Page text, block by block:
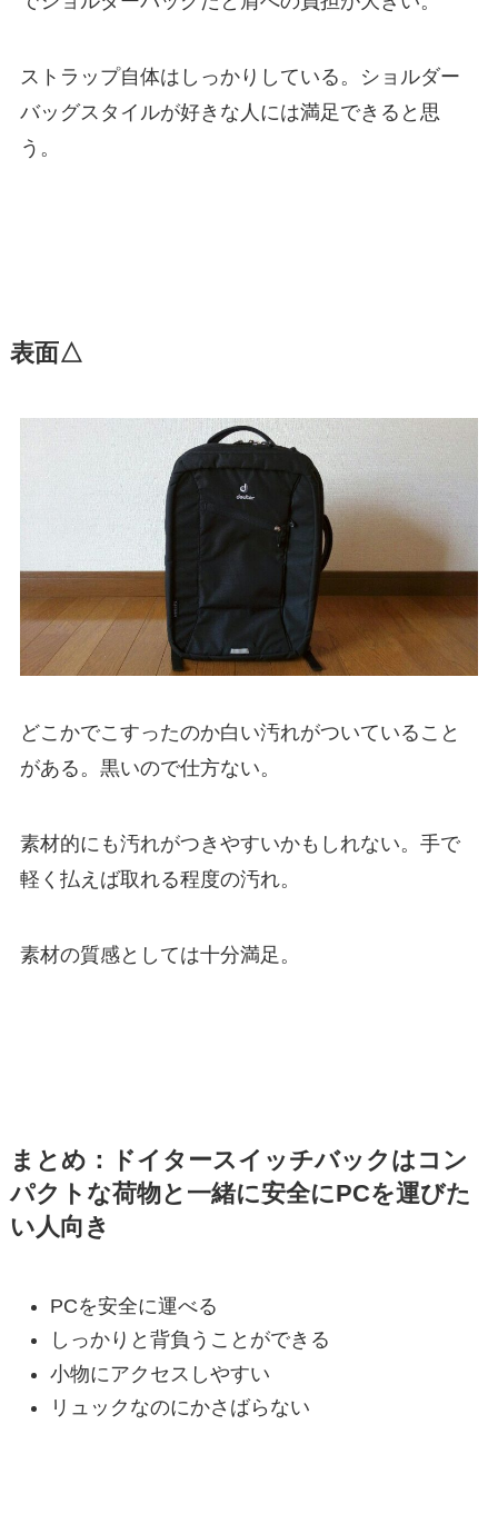
ストラップ自体はしっかりしている。ショルダー
バッグスタイルが好きな人には満足できると思
う。
表面△
どこかでこすったのか白い汚れがついていること
がある。黒いので仕方ない。
素材的にも汚れがつきやすいかもしれない。手で
軽く払えば取れる程度の汚れ。
素材の質感としては十分満足。
まとめ：ドイタースイッチバックはコン
パクトな荷物と一緒に安全にPCを運びた
い人向き
PCを安全に運べる
しっかりと背負うことができる
小物にアクセスしやすい
リュックなのにかさばらない